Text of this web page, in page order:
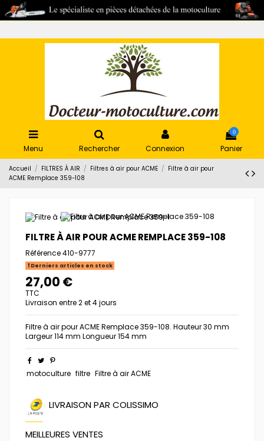
Menu Rechercher Connexion
0
Panier
Accueil FILTRES À AIR Filtres à air pour ACME
Filtre à air pour
ACME Remplace 359-108
FILTRE À AIR POUR ACME REMPLACE 359-108
Référence410-9777
Derniers articles en stock
27,00 €
TTC
Livraison entre 2 et 4 jours
Filtre à air pour ACME Remplace 359-108. Hauteur 30 mm
Largeur 114 mm Longueur 154 mm
motoculture filtre Filtre à air ACME
LIVRAISON PAR COLISSIMO
MEILLEURES VENTES